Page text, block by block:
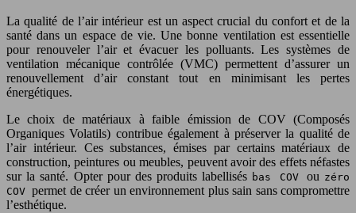
La qualité de l’air intérieur est un aspect crucial du confort et de la
santé dans un espace de vie. Une bonne ventilation est essentielle
pour renouveler l’air et évacuer les polluants. Les systèmes de
ventilation mécanique contrôlée (VMC) permettent d’assurer un
renouvellement d’air constant tout en minimisant les pertes
énergétiques.
Le choix de matériaux à faible émission de COV (Composés
Organiques Volatils) contribue également à préserver la qualité de
l’air intérieur. Ces substances, émises par certains matériaux de
construction, peintures ou meubles, peuvent avoir des effets néfastes
sur la santé. Opter pour des produits labellisés bas COV ou zéro
COVpermet de créer un environnement plus sain sans compromettre
l’esthétique.